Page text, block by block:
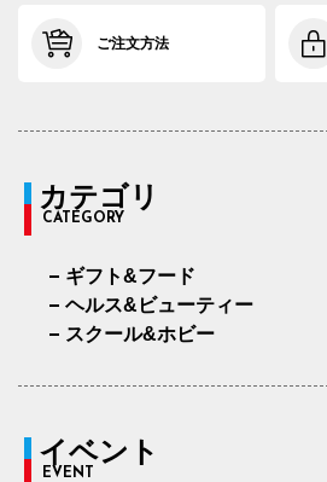
ご注文方法
カテゴリ
CATEGORY
ギフト&フード
ヘルス&ビューティー
スクール&ホビー
イベント
EVENT